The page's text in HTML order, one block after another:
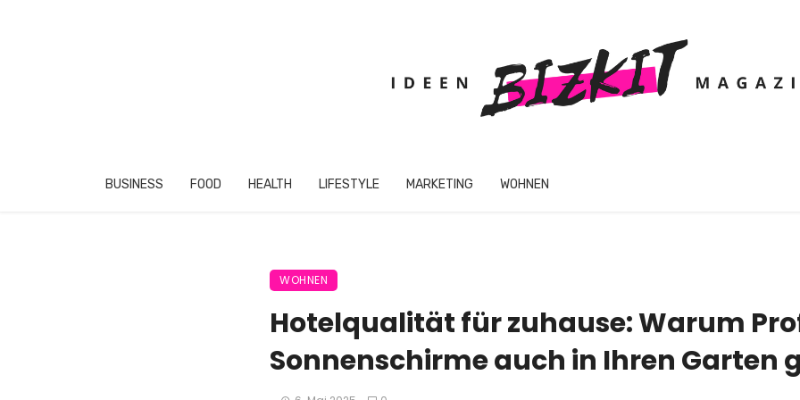
BUSINESS FOOD HEALTH LIFESTYLE MARKETING WOHNEN
WOHNEN
Hotelqualität für zuhause: Warum
Sonnenschirme auch in Ihren Garten